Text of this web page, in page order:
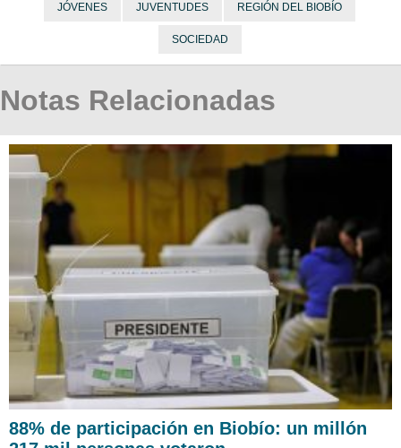
JÓVENES JUVENTUDES REGIÓN DEL BIOBÍO
SOCIEDAD
Notas Relacionadas
88% de participación en Biobío: un millón